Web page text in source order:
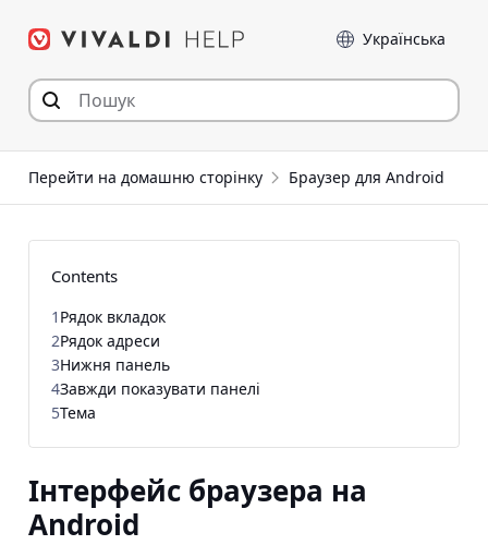
Мова
Перейти на домашню сторінку Браузер для Android
Інтерфейс браузера на
Android
Contents
1 Рядок вкладок
2Рядок адреси
3Нижня панель
4Завжди показувати панелі
5Тема